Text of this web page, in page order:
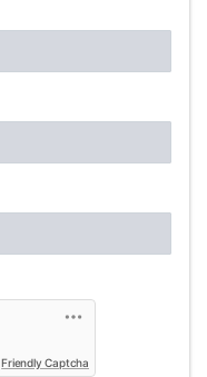
Friendly Captcha